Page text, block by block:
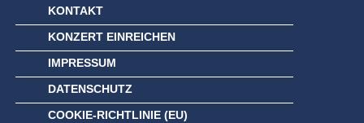
KONTAKT
KONZERT EINREICHEN
IMPRESSUM
DATENSCHUTZ
COOKIE-RICHTLINIE (EU)